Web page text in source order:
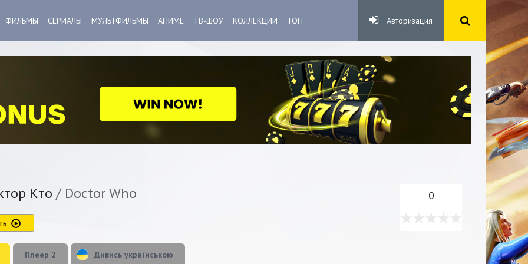
ФИЛЬМЫ СЕРИАЛЫ МУЛЬТФИЛЬМЫ АНИМЕ ТВ-ШОУ КОЛЛЕКЦИИ ТОП Авторизация
Кто / Doctor Who 0
Плеер 2 Дивись українською